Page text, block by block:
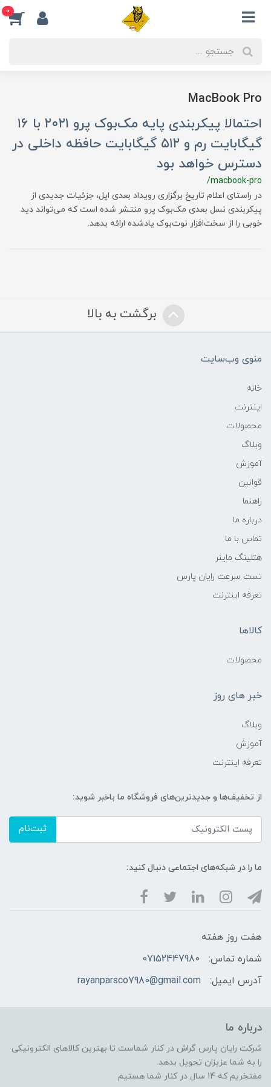
0
MacBook Pro
احتمالا پیکربندی پایه مک‌بوک پرو ۲۰۲۱ با ۱۶
گیگابایت رم و ۵۱۲ گیگابایت حافظه داخلی در
دسترس خواهد بود
/macbook-pro
​در راستای اعلام تاریخ برگزاری رویداد بعدی اپل، جزئیات جدیدی از
پیکربندی نسل بعدی مک‌بوک پرو منتشر شده است که می‌تواند دید
خوبی را از سخت‌افزار نوت‌بوک یادشده ارائه بدهد.​
برگشت به بالا
منوی وب‌سایت
خانه
اینترنت
محصولات
وبلاگ
آموزش
قوانین
راهنما
درباره ما
تماس با ما
هتلینگ ماینر
تست سرعت رایان پارس
تعرفه اینترنت
کالاها
محصولات
خبر های روز
وبلاگ
آموزش
تعرفه اینترنت
از تخفیف‌ها و جدیدترین‌های فروشگاه ما باخبر شوید:
ثبت‌نام
ما را در شبکه‌های اجتماعی دنبال کنید:
هفت روز هفته
شماره تماس:
07152447980
آدرس ایمیل:
rayanparsco7980@gmail.com
درباره ما
شرکت رایان پارس گراش در کنار شماست تا بهترین کالاهای الکترونیکی
را به شما عزیزان تحویل بدهد.
مفتخریم که 14 سال در کنار شما هستیم